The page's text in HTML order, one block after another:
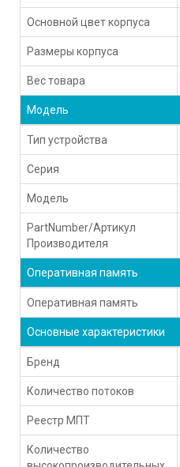
Основной цвет корпуса
Размеры корпуса
Вес товара
Модель
Тип устройства
Серия
Модель
PartNumber/Артикул
Производителя
Оперативная память
Оперативная память
Основные характеристики
Бренд
Количество потоков
Реестр МПТ
Количество